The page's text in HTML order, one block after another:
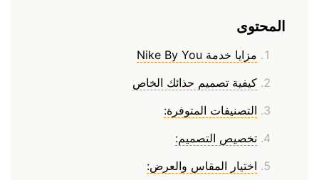
المحتوى
مزايا خدمة Nike By You
كيفية تصميم حذائك الخاص
التصنيفات المتوفرة:
تخصيص التصميم:
اختيار المقاس والعرض: